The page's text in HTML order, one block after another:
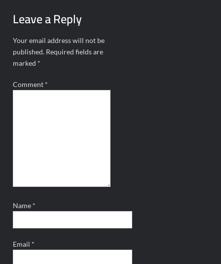
Leave a Reply
Your email address will not be
published. Required fields are
marked *
Comment *
Name *
Email *